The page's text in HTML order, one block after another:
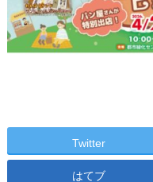
Twitter
はてブ